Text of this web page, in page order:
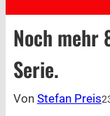
Noch mehr
Serie.
Von Stefan Preis